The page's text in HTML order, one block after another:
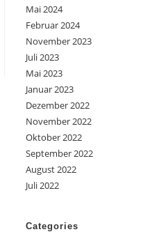
Mai 2024
Februar 2024
November 2023
Juli 2023
Mai 2023
Januar 2023
Dezember 2022
November 2022
Oktober 2022
September 2022
August 2022
Juli 2022
Categories